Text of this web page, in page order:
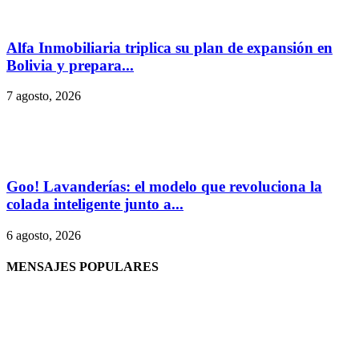
Alfa Inmobiliaria triplica su plan de expansión en
Bolivia y prepara...
7 agosto, 2026
Goo! Lavanderías: el modelo que revoluciona la
colada inteligente junto a...
6 agosto, 2026
MENSAJES POPULARES